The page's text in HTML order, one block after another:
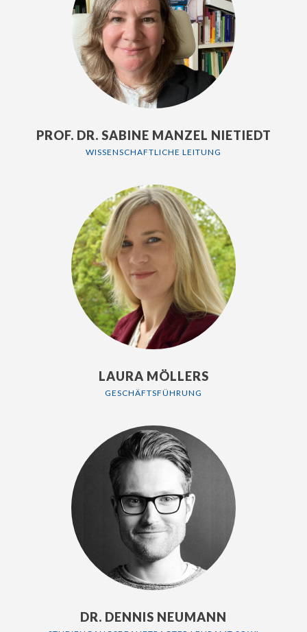
PROF. DR. SABINE MANZEL NIETIEDT
WISSENSCHAFTLICHE LEITUNG
LAURA MÖLLERS
GESCHÄFTSFÜHRUNG
DR. DENNIS NEUMANN